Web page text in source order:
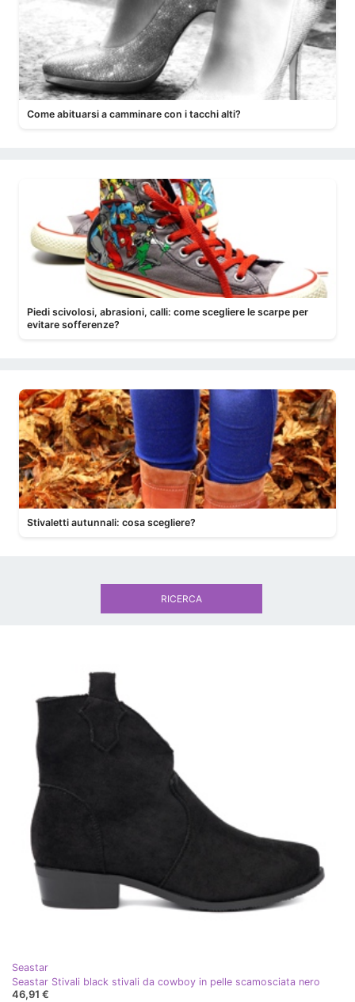
Come abituarsi a camminare con i tacchi alti?
Piedi scivolosi, abrasioni, calli: come scegliere le scarpe per
evitare sofferenze?
Stivaletti autunnali: cosa scegliere?
Seastar
Seastar Stivali black stivali da cowboy in pelle scamosciata nero
46,91 €
RICERCA